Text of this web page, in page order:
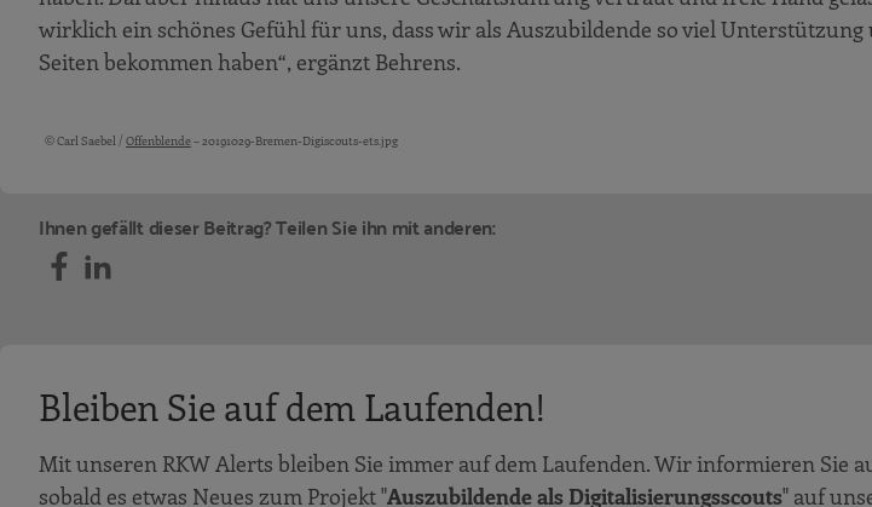
wirklich ein schönes Gefühl für uns, dass wir als Auszubildende so viel
Seiten bekommen haben“, ergänzt Behrens.
Bildquellen und Copyright-Hinweise
© Carl Saebel / Offenblende– 20191029-Bremen-Digiscouts-ets.jpg
Ihnen gefällt dieser Beitrag? Teilen Sie ihn mit anderen:
Bleiben Sie auf dem Laufenden!
Mit unseren RKW Alerts bleiben Sie immer auf dem Laufenden. Wir informieren Sie
sobald es etwas Neues zum Projekt "Auszubildende als Digitalisierungsscouts" auf